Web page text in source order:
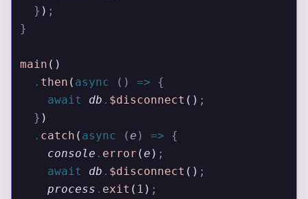
  }
) ;
}
main ()
  .
then ( async () => {
    await
db . $disconnect () ;
  }
)
  .
catch ( async (e ) => {
    console
. error (e ) ;
    await
db . $disconnect () ;
    process
. exit ( 1 ) ;